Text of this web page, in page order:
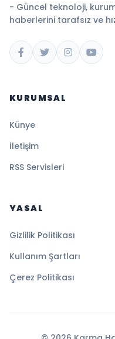
- Güncel teknoloji,
haberlerini tarafsız ve
KURUMSAL
Künye
İletişim
RSS Servisleri
YASAL
Gizlilik Politikası
Kullanım Şartları
Çerez Politikası